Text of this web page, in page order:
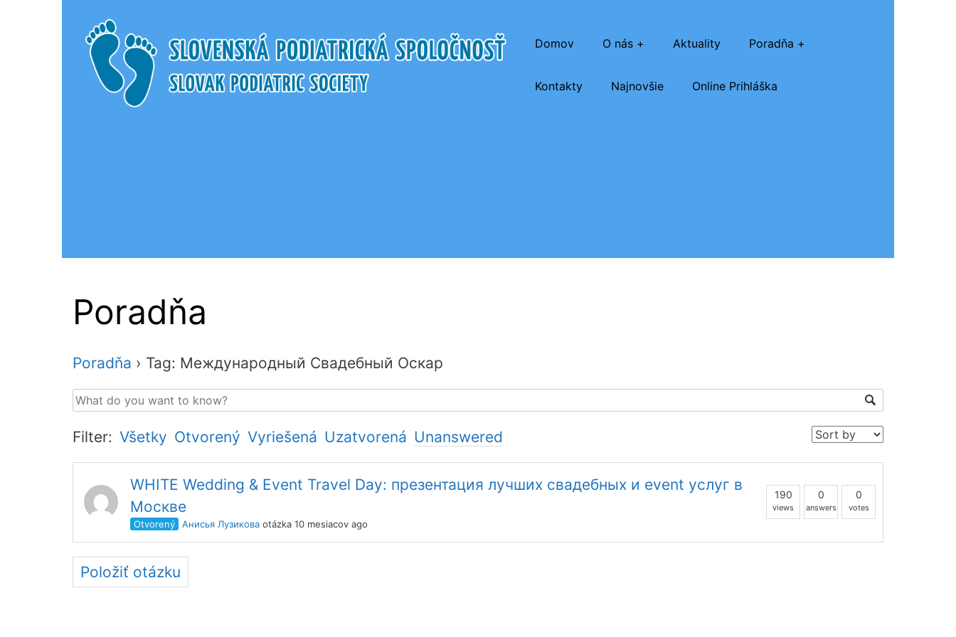
Domov O nás Aktuality Poradňa
Kontakty Najnovšie Online Prihláška
Poradňa
Poradňa › Tag: Международный Свадебный Оскар
Filter: Všetky Otvorený Vyriešená Uzatvorená Unanswered
WHITE Wedding & Event Travel Day: презентация лучших свадебных и event услуг в
Москве
Otvorený Анисья Лузикова otázka 10 mesiacov ago
190
views
0
answers
0
votes
Položiť otázku